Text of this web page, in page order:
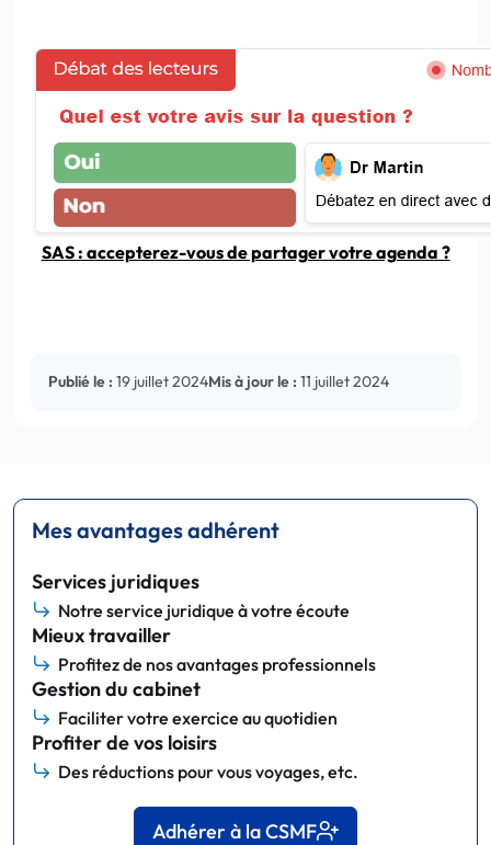
SAS : accepterez-vous de partager votre agenda ?
Publié le : 19 juillet 2024Mis à jour le : 11 juillet 2024
Mes avantages adhérent
Services juridiques
Notre service juridique à votre écoute
Mieux travailler
Profitez de nos avantages professionnels
Gestion du cabinet
Faciliter votre exercice au quotidien
Profiter de vos loisirs
Des réductions pour vous voyages, etc.
Adhérer à la CSMF